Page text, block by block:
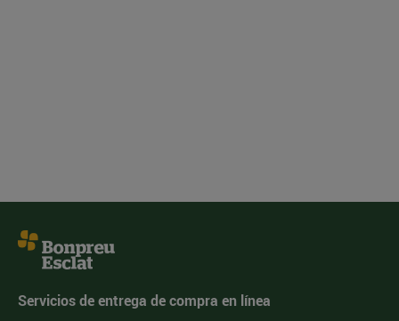
Servicios de entrega de compra en línea